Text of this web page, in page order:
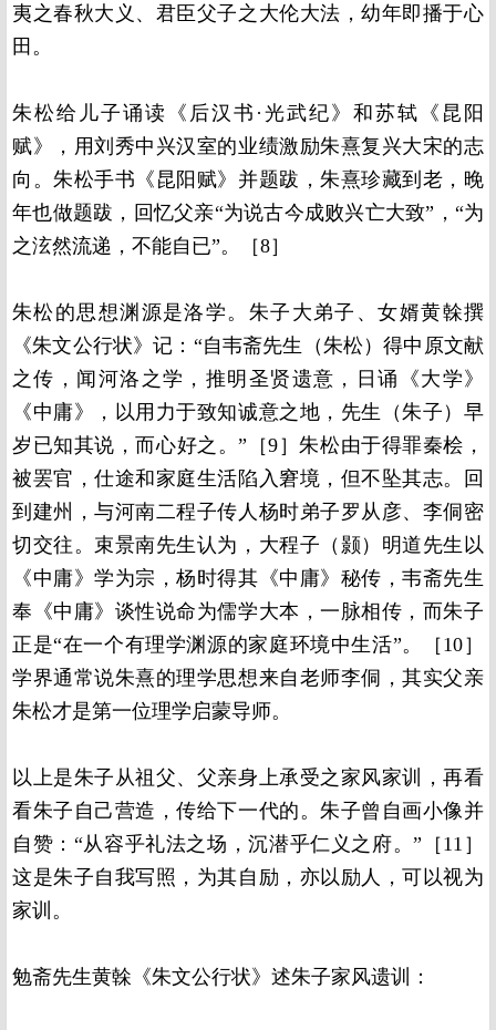
夷之春秋大义、君臣父子之大伦大法，幼年即播于心
田。
朱松给儿子诵读《后汉书·光武纪》和苏轼《昆阳
赋》，用刘秀中兴汉室的业绩激励朱熹复兴大宋的志
向。朱松手书《昆阳赋》并题跋，朱熹珍藏到老，晚
年也做题跋，回忆父亲“为说古今成败兴亡大致”，“为
之泫然流递，不能自已”。［8］
朱松的思想渊源是洛学。朱子大弟子、女婿黄榦撰
《朱文公行状》记：“自韦斋先生（朱松）得中原文献
之传，闻河洛之学，推明圣贤遗意，日诵《大学》
《中庸》，以用力于致知诚意之地，先生（朱子）早
岁已知其说，而心好之。”［9］朱松由于得罪秦桧，
被罢官，仕途和家庭生活陷入窘境，但不坠其志。回
到建州，与河南二程子传人杨时弟子罗从彦、李侗密
切交往。束景南先生认为，大程子（颢）明道先生以
《中庸》学为宗，杨时得其《中庸》秘传，韦斋先生
奉《中庸》谈性说命为儒学大本，一脉相传，而朱子
正是“在一个有理学渊源的家庭环境中生活”。［10］
学界通常说朱熹的理学思想来自老师李侗，其实父亲
朱松才是第一位理学启蒙导师。
以上是朱子从祖父、父亲身上承受之家风家训，再看
看朱子自己营造，传给下一代的。朱子曾自画小像并
自赞：“从容乎礼法之场，沉潜乎仁义之府。”［11］
这是朱子自我写照，为其自励，亦以励人，可以视为
家训。
勉斋先生黄榦《朱文公行状》述朱子家风遗训：